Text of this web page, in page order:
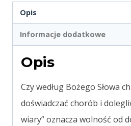
Opis
Informacje dodatkowe
Opis
Czy według Bożego Słowa
doświadczać chorób i
wiary” oznacza wolność od